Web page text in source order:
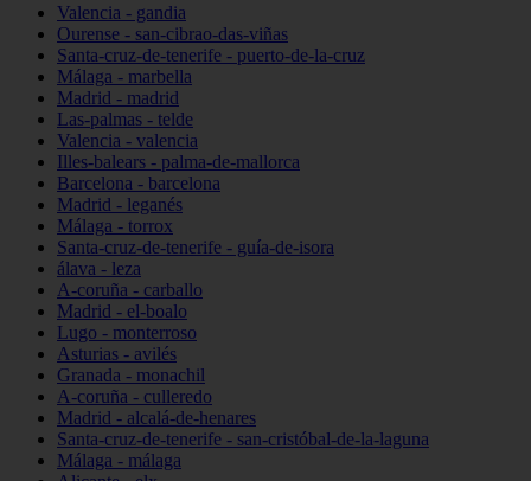
Valencia - gandia
Ourense - san-cibrao-das-viñas
Santa-cruz-de-tenerife - puerto-de-la-cruz
Málaga - marbella
Madrid - madrid
Las-palmas - telde
Valencia - valencia
Illes-balears - palma-de-mallorca
Barcelona - barcelona
Madrid - leganés
Málaga - torrox
Santa-cruz-de-tenerife - guía-de-isora
álava - leza
A-coruña - carballo
Madrid - el-boalo
Lugo - monterroso
Asturias - avilés
Granada - monachil
A-coruña - culleredo
Madrid - alcalá-de-henares
Santa-cruz-de-tenerife - san-cristóbal-de-la-laguna
Málaga - málaga